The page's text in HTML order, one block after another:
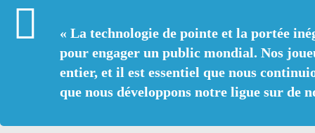
« La technologie de pointe et la portée
pour engager un public mondial. Nos
entier, et il est essentiel que nous
que nous développons notre ligue sur de